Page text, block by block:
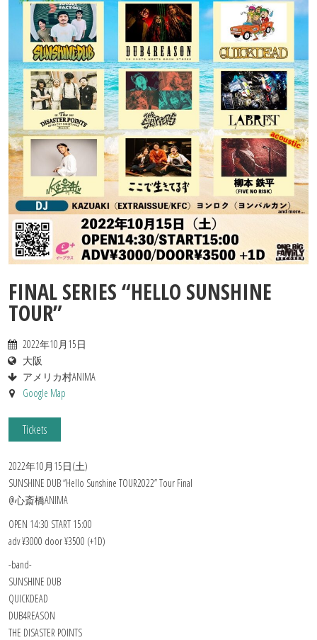
Contact
FINAL SERIES “HELLO SUNSHINE
TOUR”
2022年10月15日
大阪
アメリカ村ANIMA
Google Map
Tickets
2022年10月15日(土)
SUNSHINE DUB “Hello Sunshine TOUR2022” Tour Final
@心斎橋ANIMA
OPEN 14:30 START 15:00
adv ¥3000 door ¥3500 (+1D)
-band-
SUNSHINE DUB
QUICKDEAD
DUB4REASON
THE DISASTER POINTS